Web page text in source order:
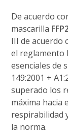
De acuerdo
mascarilla
III de acuerdo
el reglamento
esenciales de
149:2001 +
superado los
máxima hacia
respirabilidad
la norma.